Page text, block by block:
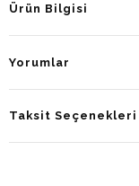
Ürün Bilgisi
Yorumlar
Taksit Seçenekleri